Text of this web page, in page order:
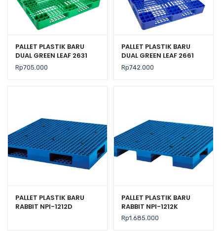
PALLET PLASTIK BARU
DUAL GREEN LEAF 2631
UKURAN 120x100x14 CM
Rp705.000
PALLET PLASTIK BARU
DUAL GREEN LEAF 2661
UKURAN 110x110x14 CM
Rp742.000
PALLET PLASTIK BARU
RABBIT NPI-1212D
PALLET PLASTIK BARU
RABBIT NPI-1212K
UKURAN 120x120x13,5 CM
Rp1.685.000